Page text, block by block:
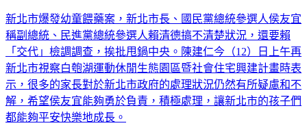
新北市爆發幼童餵藥案，新北市長、國民黨總統參選人侯友宜
稱副總統、民進黨總統參選人賴清德搞不清楚狀況，還要賴
「交代」檢調調查，挨批甩鍋中央。陳建仁今（12）日上午再
新北市視察白匏湖運動休閒生態園區暨社會住宅興建計畫時表
示，很多的家長對於新北市政府的處理狀況仍然有所疑慮和不
解，希望侯友宜能夠勇於負責，積極處理，讓新北市的孩子們